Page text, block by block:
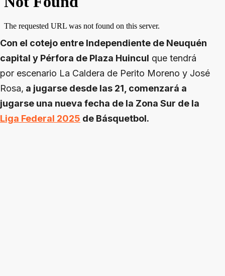
Con el cotejo entre Independiente de Neuquén
capital y Pérfora de Plaza Huincul que tendrá
por escenario La Caldera de Perito Moreno y José
Rosa, a jugarse desde las 21, comenzará a
jugarse una nueva fecha de la Zona Sur de la
Liga Federal 2025 de Básquetbol.